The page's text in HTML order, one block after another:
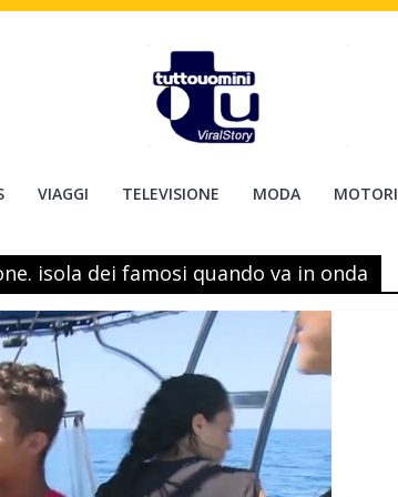
VIAGGI TELEVISIONE MODA MOTORI
isola dei famosi quando va in onda